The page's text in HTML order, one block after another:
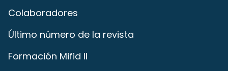
Colaboradores
Último número de la revista
Formación Mifid II